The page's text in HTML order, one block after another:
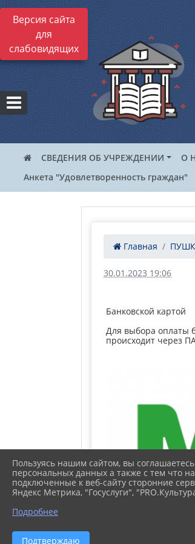
Версия сайта
для
слабовидящих
СВЕДЕНИЯ ОБ УЧРЕЖДЕНИИ О
Анкета "Удовлетворенность граждан"
Главная
30.01.2023 19:06
Банковской картой
Для выбора оплаты
происходит через
Пользуясь нашим сайтом, вы
персональных данных а также с тем что
подключенные к веб-сайту сторонние
Яндекс Метрика, "Госуслуги",
Подробнее
Подтверждаю